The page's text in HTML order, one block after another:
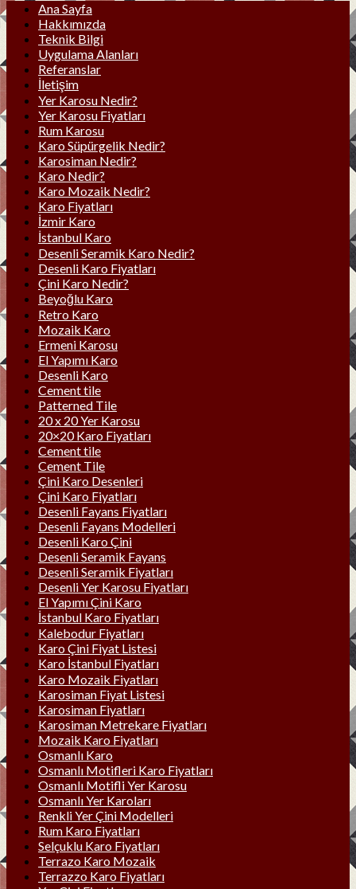
Ana Sayfa
Hakkımızda
Teknik Bilgi
Uygulama Alanları
Referanslar
İletişim
Yer Karosu Nedir?
Yer Karosu Fiyatları
Rum Karosu
Karo Süpürgelik Nedir?
Karosiman Nedir?
Karo Nedir?
Karo Mozaik Nedir?
Karo Fiyatları
İzmir Karo
İstanbul Karo
Desenli Seramik Karo Nedir?
Desenli Karo Fiyatları
Çini Karo Nedir?
Beyoğlu Karo
Retro Karo
Mozaik Karo
Ermeni Karosu
El Yapımı Karo
Desenli Karo
Cement tile
Patterned Tile
20 x 20 Yer Karosu
20×20 Karo Fiyatları
Cement tile
Cement Tile
Çini Karo Desenleri
Çini Karo Fiyatları
Desenli Fayans Fiyatları
Desenli Fayans Modelleri
Desenli Karo Çini
Desenli Seramik Fayans
Desenli Seramik Fiyatları
Desenli Yer Karosu Fiyatları
El Yapımı Çini Karo
İstanbul Karo Fiyatları
Kalebodur Fiyatları
Karo Çini Fiyat Listesi
Karo İstanbul Fiyatları
Karo Mozaik Fiyatları
Karosiman Fiyat Listesi
Karosiman Fiyatları
Karosiman Metrekare Fiyatları
Mozaik Karo Fiyatları
Osmanlı Karo
Osmanlı Motifleri Karo Fiyatları
Osmanlı Motifli Yer Karosu
Osmanlı Yer Karoları
Renkli Yer Çini Modelleri
Rum Karo Fiyatları
Selçuklu Karo Fiyatları
Terrazo Karo Mozaik
Terrazzo Karo Fiyatları